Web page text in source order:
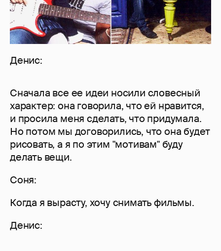
Денис:
Сначала все ее идеи носили словесный
характер: она говорила, что ей нравится,
и просила меня сделать, что придумала.
Но потом мы договорились, что она будет
рисовать, а я по этим "мотивам" буду
делать вещи.
Соня:
Когда я вырасту, хочу снимать фильмы.
Денис: